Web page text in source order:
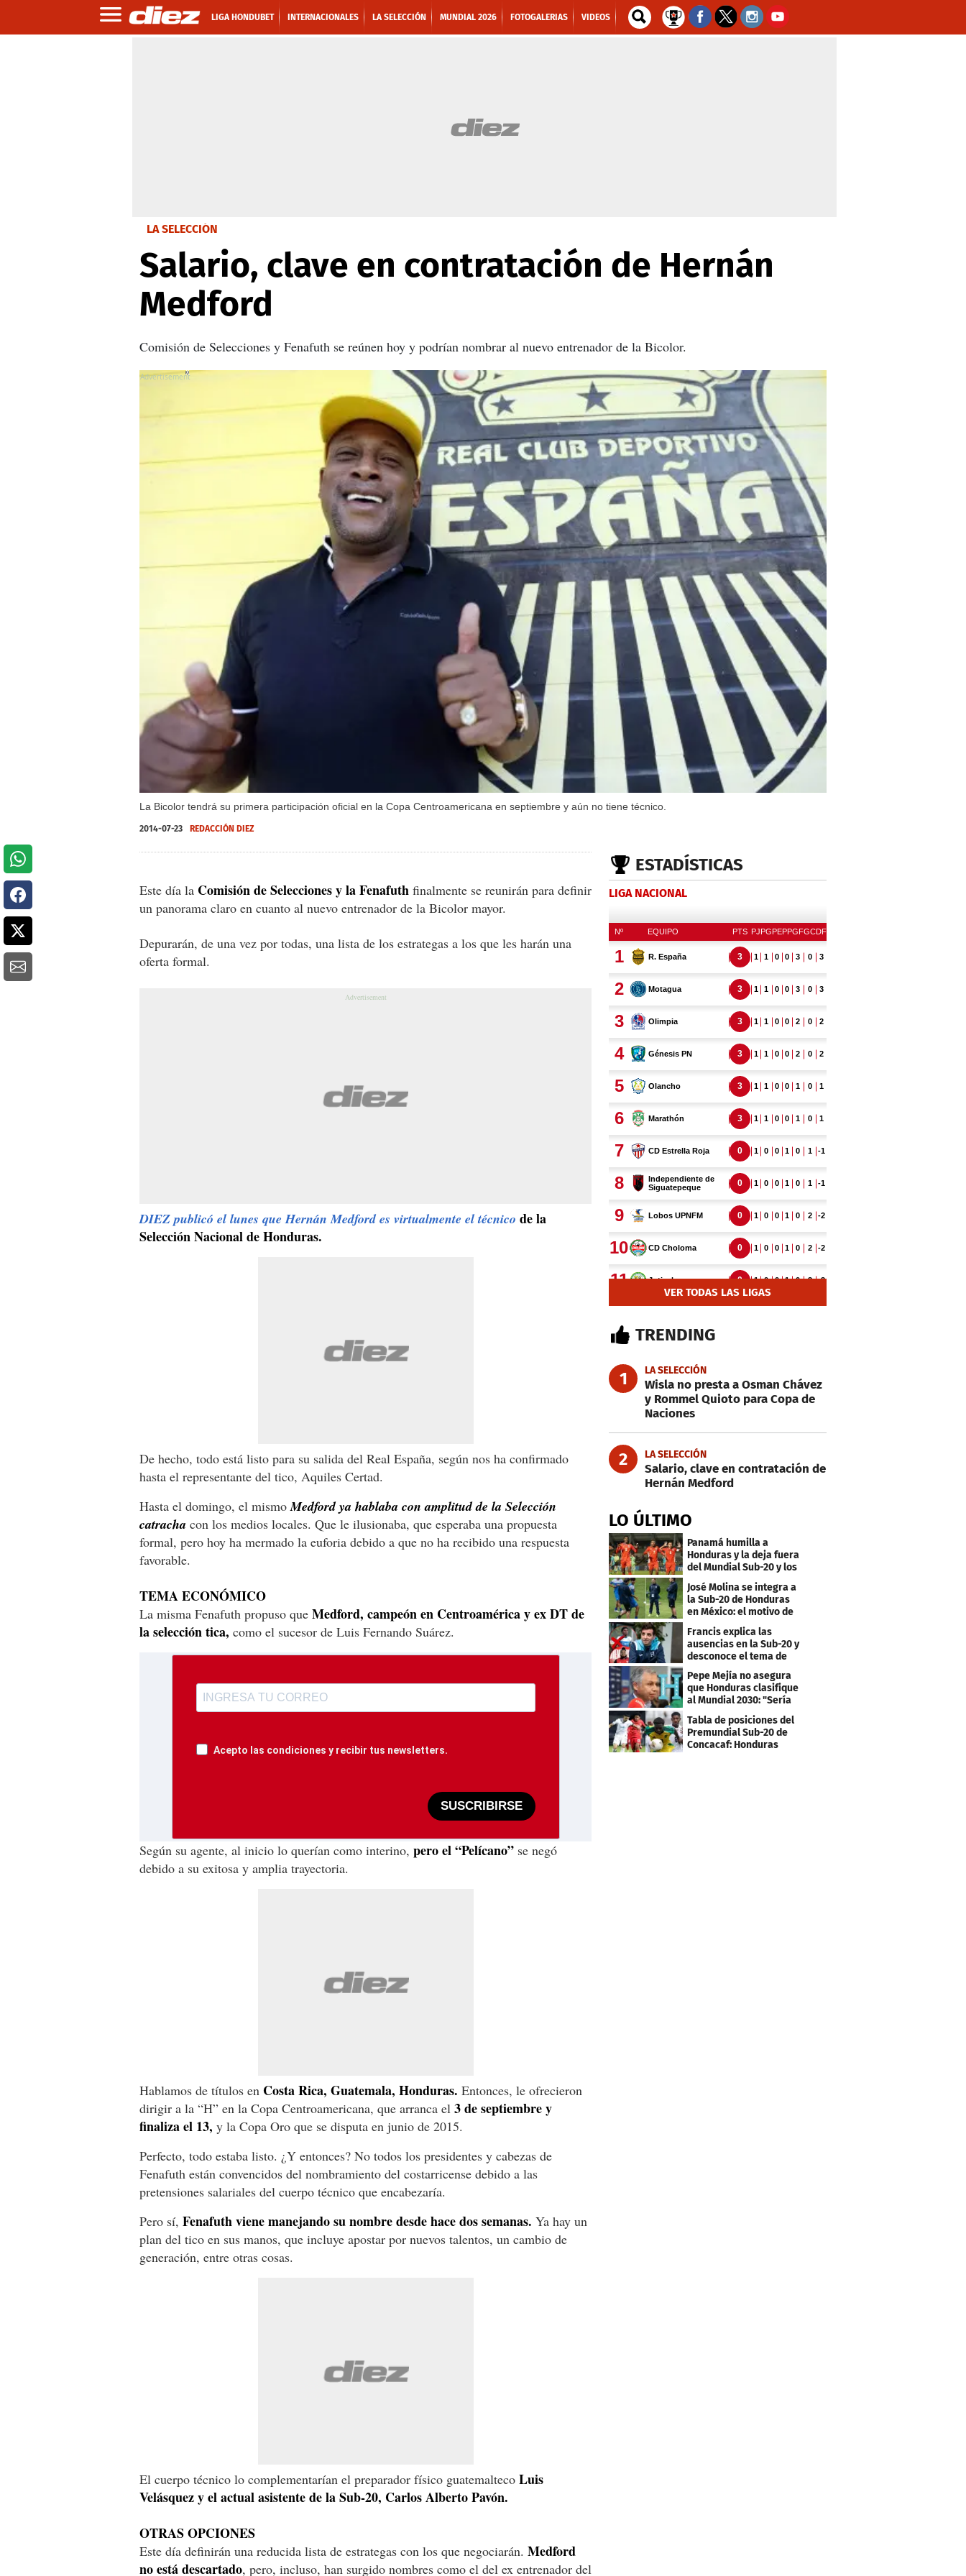
LIGA HONDUBET INTERNACIONALES LA SELECCIÓN MUNDIAL 2026 FOTOGALERIAS VIDEOS
LA SELECCIÓN
Salario, clave en contratación de Hernán
Medford
Comisión de Selecciones y Fenafuth se reúnen hoy y podrían nombrar al nuevo entrenador de la Bicolor.
La Bicolor tendrá su primera participación oficial en la Copa Centroamericana en septiembre y aún no tiene técnico.
X
2014-07-23 REDACCIÓN DIEZ
Este día la Comisión de Selecciones y la Fenafuth finalmente se reunirán para definir
un panorama claro en cuanto al nuevo entrenador de la Bicolor mayor.
Depurarán, de una vez por todas, una lista de los estrategas a los que les harán una
oferta formal.
DIEZ publicó el lunes que Hernán Medford es virtualmente el técnico de la
Selección Nacional de Honduras.
De hecho, todo está listo para su salida del Real España, según nos ha confirmado
hasta el representante del tico, Aquiles Certad.
Hasta el domingo, el mismoMedford ya hablaba con amplitud de la Selección
catracha con los medios locales. Que le ilusionaba, que esperaba una propuesta
formal, pero hoy ha mermado la euforia debido a que no ha recibido una respuesta
favorable.
TEMA ECONÓMICO
La misma Fenafuth propuso que Medford, campeón en Centroamérica y ex DT de
la selección tica, como el sucesor de Luis Fernando Suárez.
Acepto las condiciones y recibir tus newsletters.
SUSCRIBIRSE
Según su agente, al inicio lo querían como interino, pero el “Pelícano” se negó
debido a su exitosa y amplia trayectoria.
Hablamos de títulos en Costa Rica, Guatemala, Honduras. Entonces, le ofrecieron
dirigir a la “H” en la Copa Centroamericana, que arranca el 3 de septiembre y
finaliza el 13, y la Copa Oro que se disputa en junio de 2015.
Perfecto, todo estaba listo. ¿Y entonces? No todos los presidentes y cabezas de
Fenafuth están convencidos del nombramiento del costarricense debido a las
pretensiones salariales del cuerpo técnico que encabezaría.
Pero sí, Fenafuth viene manejando su nombre desde hace dos semanas. Ya hay un
plan del tico en sus manos, que incluye apostar por nuevos talentos, un cambio de
generación, entre otras cosas.
El cuerpo técnico lo complementarían el preparador físico guatemalteco Luis
Velásquez y el actual asistente de la Sub-20, Carlos Alberto Pavón.
OTRAS OPCIONES
Este día definirán una reducida lista de estrategas con los que negociarán. Medford
no está descartado, pero, incluso, han surgido nombres como el del ex entrenador del
ESTADÍSTICAS
LIGA NACIONAL
VER TODAS LAS LIGAS
TRENDING
1 LA SELECCIÓN
Wisla no presta a Osman Chávez
y Rommel Quioto para Copa de
Naciones
2 LA SELECCIÓN
Salario, clave en contratación de
Hernán Medford
LO ÚLTIMO
Panamá humilla a
Honduras y la deja fuera
del Mundial Sub-20 y los
Juegos Olímpicos
José Molina se integra a
la Sub-20 de Honduras
en México: el motivo de
su viaje
Francis explica las
ausencias en la Sub-20 y
desconoce el tema de
los tiktokers
Pepe Mejía no asegura
que Honduras clasifique
al Mundial 2030: "Sería
mentir"
Tabla de posiciones del
Premundial Sub-20 de
Concacaf: Honduras